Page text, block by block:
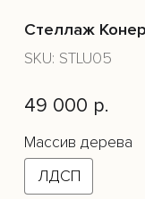
Стеллаж Конер 2
расположенными в
Стеллаж не имеет
Его конструкция
использовать
аксессуаров или
Благодаря своему